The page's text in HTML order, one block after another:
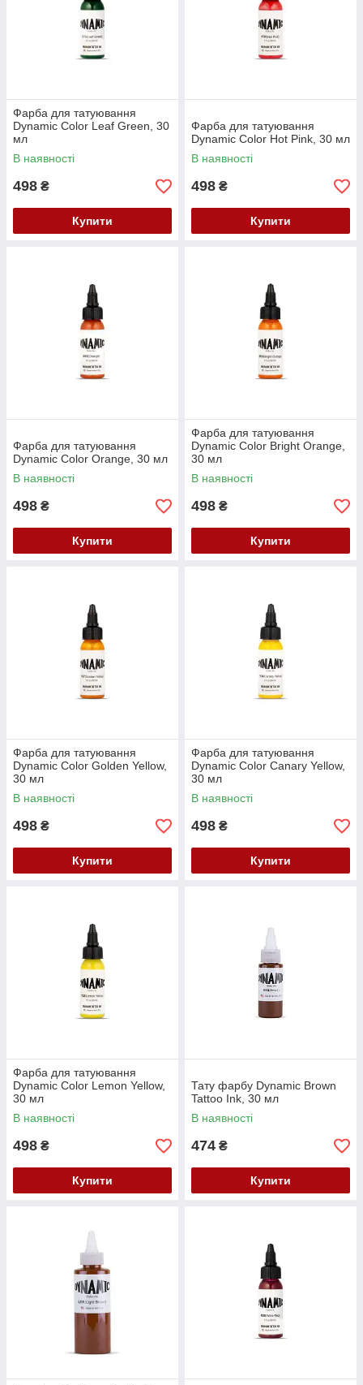
Фарба для татуювання
Dynamic Color Leaf Green, 30
мл
В наявності
498 ₴
Купити
Фарба для татуювання
Dynamic Color Hot Pink, 30 мл
В наявності
498 ₴
Купити
Фарба для татуювання
Dynamic Color Orange, 30 мл
В наявності
498 ₴
Купити
Фарба для татуювання
Dynamic Color Bright Orange,
30 мл
В наявності
498 ₴
Купити
Фарба для татуювання
Dynamic Color Golden Yellow,
30 мл
В наявності
498 ₴
Купити
Фарба для татуювання
Dynamic Color Canary Yellow,
30 мл
В наявності
498 ₴
Купити
Фарба для татуювання
Dynamic Color Lemon Yellow,
30 мл
В наявності
498 ₴
Купити
Тату фарбу Dynamic Brown
Tattoo Ink, 30 мл
В наявності
474 ₴
Купити